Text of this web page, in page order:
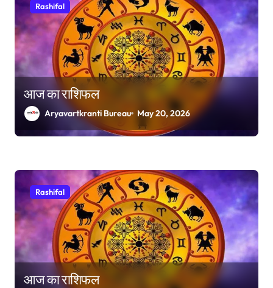
Rashifal
आज का राशिफल
Aryavartkranti Bureau May 20, 2026
Rashifal
आज का राशिफल